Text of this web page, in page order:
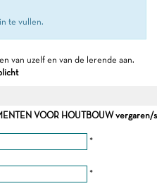
te vullen.
van uzelf en van de lerende aan.
VOOR HOUTBOUW vergaren/
*
*